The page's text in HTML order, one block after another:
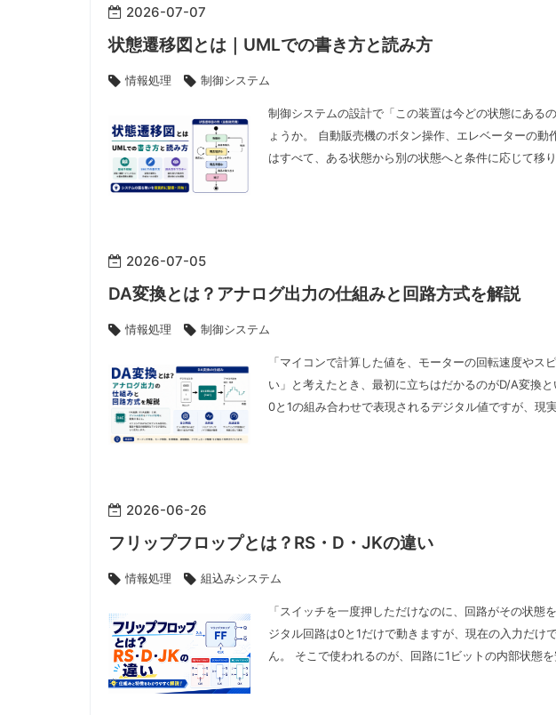
2026-07-07
状態遷移図とは｜UMLでの書き方と読み方
情報処理 制御システム
制御システムの設計で「この装置は今どの状態にある
ょうか。 自動販売機のボタン操作、エレベーターの
はすべて、ある状態から別の状態へと条件に応じて移
2026-07-05
DA変換とは？アナログ出力の仕組みと回路方式を解説
情報処理 制御システム
「マイコンで計算した値を、モーターの回転速度やス
い」と考えたとき、最初に立ちはだかるのがD/A変換
0と1の組み合わせで表現されるデジタル値ですが、現
2026-06-26
フリップフロップとは？RS・D・JKの違い
情報処理 組込みシステム
「スイッチを一度押しただけなのに、回路がその状態
ジタル回路は0と1だけで動きますが、現在の入力だけ
ん。 そこで使われるのが、回路に1ビットの内部状態